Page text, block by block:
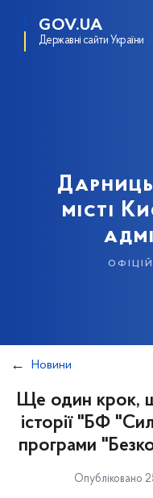
GOV.UA
Державні сайти України
місті
Новини
Ще один крок,
історії "БФ
програми
Опубліковано